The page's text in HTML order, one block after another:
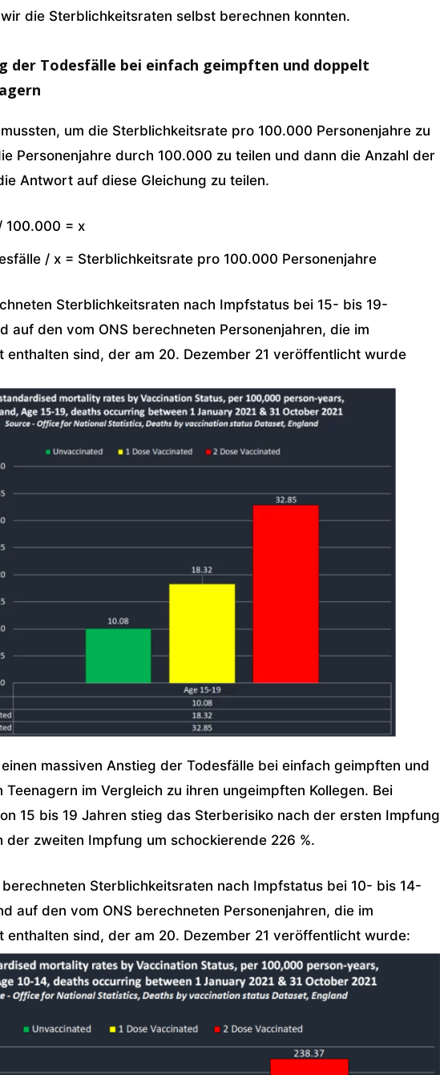
die Sterblichkeitsraten selbst berechnen konnten.
der Todesfälle bei einfach geimpften und doppelt
um die Sterblichkeitsrate pro 100.000 Personenjahre zu
Personenjahre durch 100.000 zu teilen und dann die Anzahl der
Antwort auf diese Gleichung zu teilen.
100.000 = x
/ x = Sterblichkeitsrate pro 100.000 Personenjahre
Sterblichkeitsraten nach Impfstatus bei 15- bis 19-
auf den vom ONS berechneten Personenjahren, die im
enthalten sind, der am 20. Dezember 21 veröffentlicht wurde
massiven Anstieg der Todesfälle bei einfach geimpften und
im Vergleich zu ihren ungeimpften Kollegen. Bei
15 bis 19 Jahren stieg das Sterberisiko nach der ersten Impfung
der zweiten Impfung um schockierende 226 %.
Sterblichkeitsraten nach Impfstatus bei 10- bis 14-
auf den vom ONS berechneten Personenjahren, die im
enthalten sind, der am 20. Dezember 21 veröffentlicht wurde: